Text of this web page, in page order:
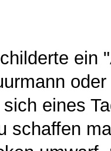
ein
eines
schaffen